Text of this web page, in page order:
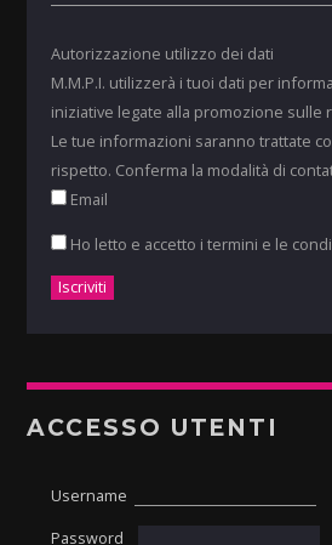
Autorizzazione utilizzo dei dati
M.M.P.I. utilizzerà i tuoi dati per
iniziative legate alla promozione sulle
Le tue informazioni saranno trattate
rispetto. Conferma la modalità di
Email
Ho letto e accetto i termini e le
ACCESSO UTENTI
Username
Password